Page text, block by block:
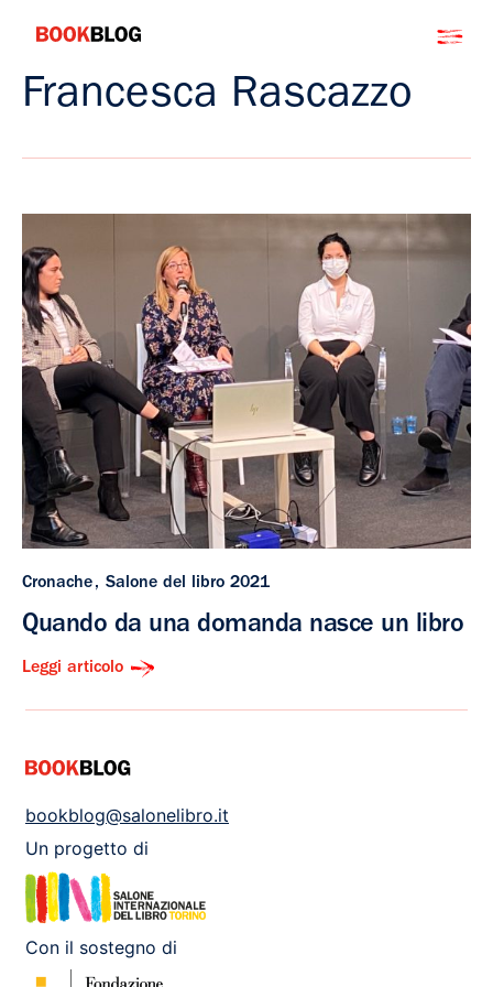
contenuto
Bookblog
Francesca Rascazzo
Cronache Salone del libro 2021
Quando da una domanda nasce un libro
Leggi articolo
bookblog@salonelibro.it
Un progetto di
Con il sostegno di